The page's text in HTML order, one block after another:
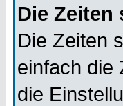
Die Zeiten
Die Zeiten
einfach die
die